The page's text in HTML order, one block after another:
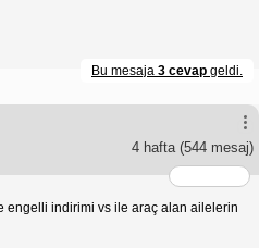
Bu mesaja 3 cevap geldi.
4 hafta(544 mesaj)
engelli indirimi vs ile araç alan ailelerin